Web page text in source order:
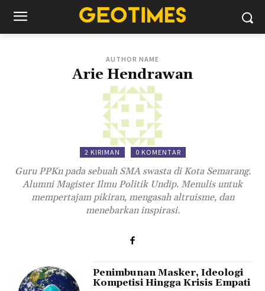
AUTHOR NAME
Arie Hendrawan
2 KIRIMAN 0 KOMENTAR
Guru PPKn pada sebuah SMA swasta di Kota Semarang.
Alumni Magister Ilmu Politik Undip. Menulis untuk
mempertajam pikiran, mengasah altruisme, dan
menebarkan inspirasi.
Penimbunan Masker, Ideologi
Kompetisi Hingga Krisis Empati